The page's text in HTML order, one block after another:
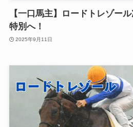
【一口馬主】ロードトレゾー
特別へ！
2025年9月11日